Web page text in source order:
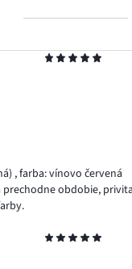
,farba: vínovo červená
prechodne obdobie,